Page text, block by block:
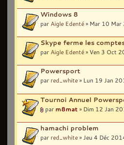
Windows 8
par Aigle Edenté» Mar 10
Skype ferme les
par Aigle Edenté» Ven 3 Oct
Powersport
par red_white» Lun 19 Jan
Tournoi Annuel
par m8mat » Dim 12 Jan
hamachi problem
par red_white» Jeu 4 Déc